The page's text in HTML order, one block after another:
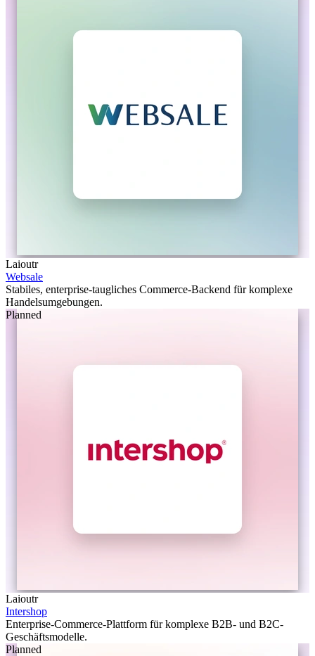
Laioutr
Websale
Stabiles, enterprise-taugliches Commerce-Backend für komplexe
Handelsumgebungen.
Planned
Laioutr
Intershop
Enterprise-Commerce-Plattform für komplexe B2B- und B2C-
Geschäftsmodelle.
Planned